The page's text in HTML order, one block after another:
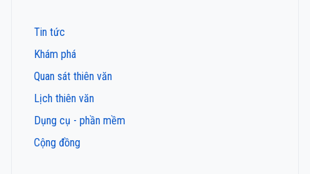
Tin tức
Khám phá
Quan sát thiên văn
Lịch thiên văn
Dụng cụ - phần mềm
Cộng đồng